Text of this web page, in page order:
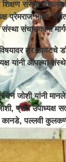
संस्था
भाला,
संचालकांना
तर डायटचे
यांनी
जोशी यांनी
प्रांत
पल्लवी